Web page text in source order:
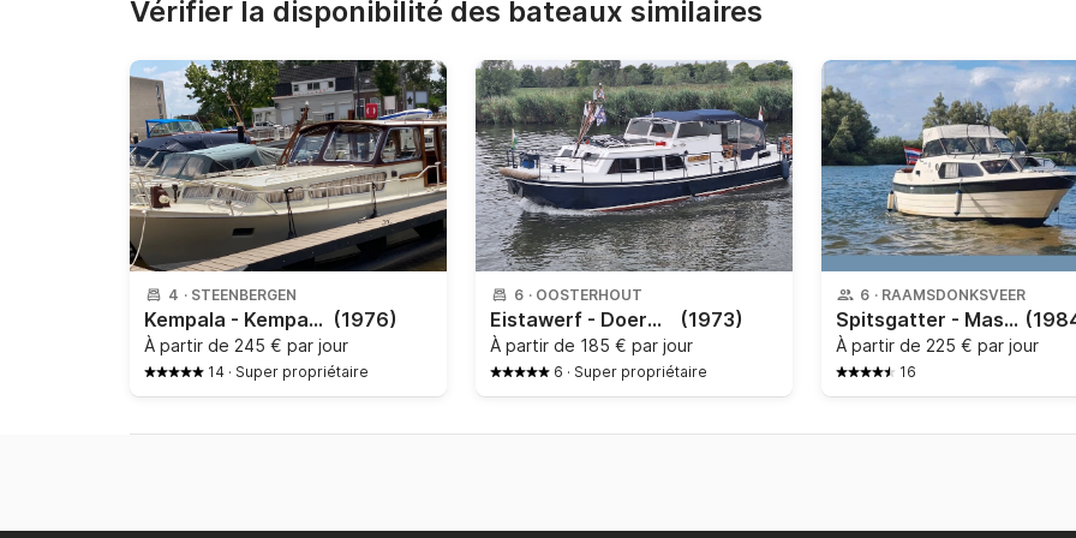
Vérifier la disponibilité des bateaux similaires
4 · STEENBERGEN
Kempala - Kempala 10 (1976)
À partir de 245 € par jour
14 · Super propriétaire
6 · OOSTERHOUT
Eistawerf - Doerak 950 AK (1973)
À partir de 185 € par jour
6 · Super propriétaire
6 · RAAMSDONKSVEER
Spitsgatter - Master 740
À partir de 225 € par jour
16